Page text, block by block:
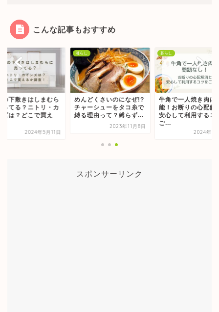
こんな記事もおすすめ
の下敷きはしまむら
ってる？ニトリ・カ
ズは？どこで買え
2024年5月11日
暮らし
めんどくさいのになぜ!?
チャーシューをタコ糸で
縛る理由って？縛らず...
2023年11月8日
暮らし
牛角で一人焼き肉は
能！お断りの心配解
安心して利用するコ
ご...
2024年6
スポンサーリンク